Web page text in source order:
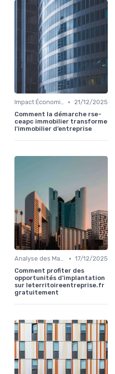
Impact Économique et Financier •
21/12/2025
Comment la démarche rse-
ceapc immobilier transforme
l’immobilier d’entreprise
Analyse des Marchés Locaux et Globaux • 17/12/2025
Comment profiter des
opportunités d’implantation
sur leterritoireentreprise.fr
gratuitement